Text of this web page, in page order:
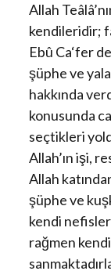
Allah
kendileridir;
Ebû Ca‘fer
şüphe ve
hakkında
konusunda
seçtikleri
Allah’ın işi,
Allah
şüphe ve
kendi
rağmen